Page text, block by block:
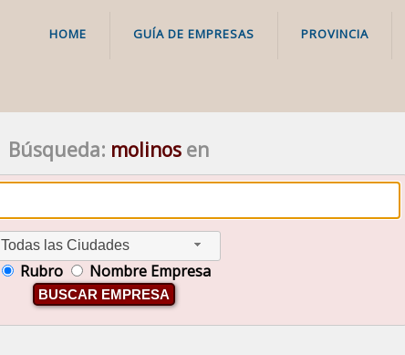
HOME GUÍA DE EMPRESAS PROVINCIA
Búsqueda: molinos en
Todas las Ciudades
Rubro Nombre Empresa
BUSCAR EMPRESA